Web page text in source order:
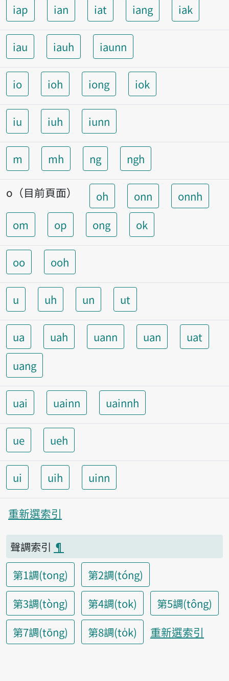
iap
ian iat iang iak
iau iauh iaunn
io ioh iong iok
iu iuh iunn
m mh ng ngh
o（目前頁面） oh onn
onnh
om
op ong ok
oo ooh
u uh un ut
ua uah uann uan
uat
uang
uai uainn uainnh
ue ueh
ui uih uinn
重新選索引
聲調索引 ¶
第1調(tong)
第2調(tóng)
第3調(tòng)
第4調(tok)
第5調(tông)
第7調(tōng)
第8調(to̍k) 重新選索引